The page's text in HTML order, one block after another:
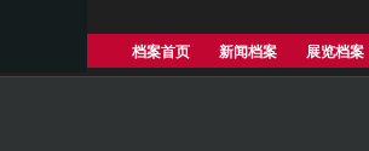
档案首页 新闻档案 展览档案